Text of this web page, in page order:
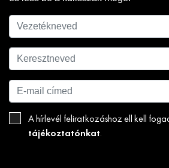
A hírlevél feliratkozáshoz ell kell
tájékoztatónkat.